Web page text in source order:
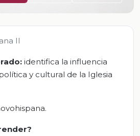
II
identifica la influencia
y cultural de la Iglesia